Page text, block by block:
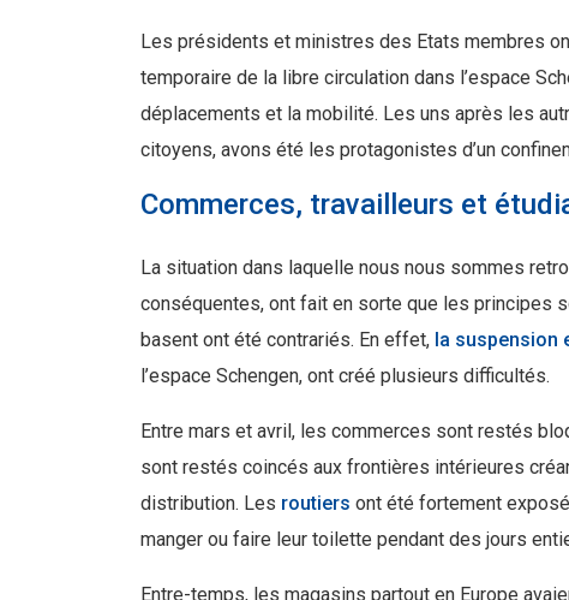
Les présidents et ministres des Etats membres
temporaire de la libre circulation dans l’espace
déplacements et la mobilité. Les uns après les
citoyens, avons été les protagonistes d’un
Commerces, travailleurs et
La situation dans laquelle nous nous sommes
conséquentes, ont fait en sorte que les principes
basent ont été contrariés. En effet, la suspension
l’espace Schengen, ont créé plusieurs difficultés.
Entre mars et avril, les commerces sont restés
sont restés coincés aux frontières intérieures
distribution. Les routiers ont été fortement
manger ou faire leur toilette pendant des jours
Entre-temps, les magasins partout en Europe